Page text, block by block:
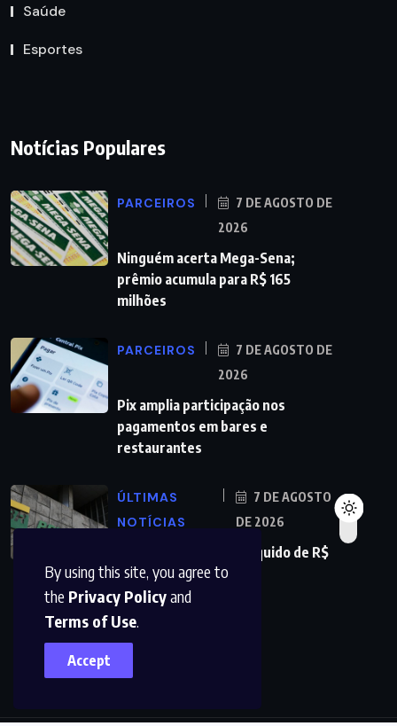
By using this site, you agree to
the Privacy Policyand
Terms of Use.
Accept
Saúde
Esportes
Notícias Populares
PARCEIROS
7 DE AGOSTO DE
2026
Ninguém acerta Mega-Sena;
prêmio acumula para R$ 165
milhões
PARCEIROS
7 DE AGOSTO DE
2026
Pix amplia participação nos
pagamentos em bares e
restaurantes
ÚLTIMAS
NOTÍCIAS
7 DE AGOSTO
DE 2026
Petrobras tem lucro líquido de R$
52,4 bi no segundo